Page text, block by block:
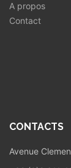
A propos
Contact
CONTACTS
Avenue